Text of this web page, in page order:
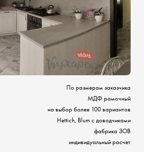
По размерам заказчика
МДФ рамочный
на выбор более 100 вариантов
Hettich, Blum с доводчиками
фабрика ЗОВ
индивидуальный расчет